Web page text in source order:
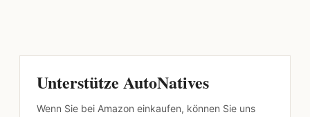
Unterstütze AutoNatives
Wenn Sie bei Amazon einkaufen, können Sie uns